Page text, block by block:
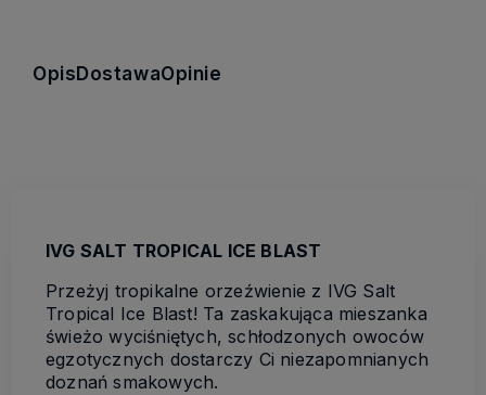
Opis DostawaOpinie
IVG SALT TROPICAL ICE BLAST
Przeżyj tropikalne orzeźwienie z IVG Salt
Tropical Ice Blast! Ta zaskakująca mieszanka
świeżo wyciśniętych, schłodzonych owoców
egzotycznych dostarczy Ci niezapomnianych
doznań smakowych.